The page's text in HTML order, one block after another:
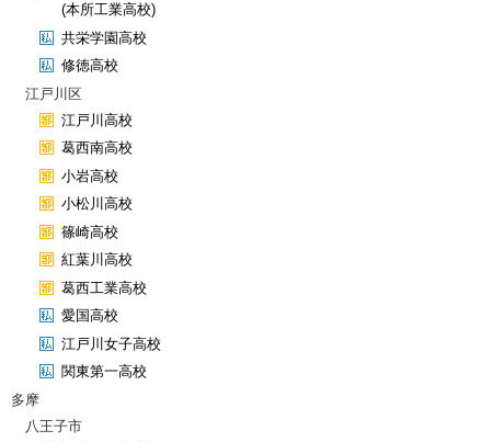
(本所工業高校)
共栄学園高校
修徳高校
江戸川区
江戸川高校
葛西南高校
小岩高校
小松川高校
篠崎高校
紅葉川高校
葛西工業高校
愛国高校
江戸川女子高校
関東第一高校
多摩
八王子市